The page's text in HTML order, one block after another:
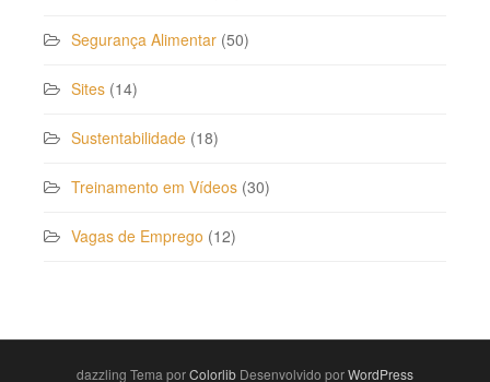
Segurança Alimentar (50)
Sites (14)
Sustentabilidade (18)
Treinamento em Vídeos (30)
Vagas de Emprego (12)
dazzling Tema porColorlib Desenvolvido porWordPress